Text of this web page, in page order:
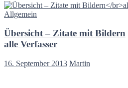
Allgemein
Übersicht – Zitate mit Bildern
alle Verfasser
16. September 2013 Martin